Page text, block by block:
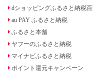
dショッピングふるさと納税百
au PAY ふるさと納税
ふるさと本舗
ヤフーのふるさと納税
マイナビふるさと納税
ポイント還元キャンペーン